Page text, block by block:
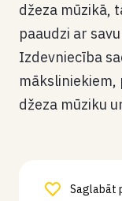
džeza mūzikā,
paaudzi ar
Izdevniecība
džeza mūziku
Saglabāt